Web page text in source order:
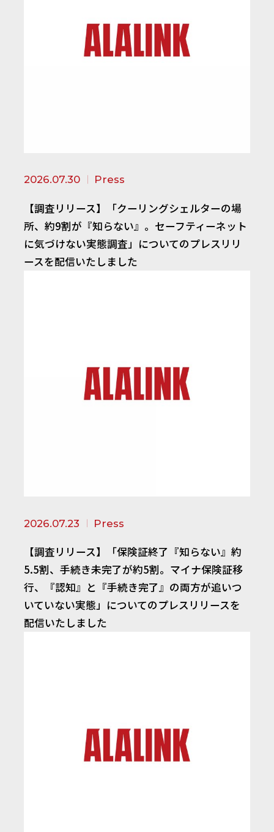
2026.07.30 Press
【調査リリース】「クーリングシェルターの場
所、約9割が『知らない』。セーフティーネット
に気づけない実態調査」についてのプレスリリ
ースを配信いたしました
2026.07.23 Press
【調査リリース】「保険証終了『知らない』約
5.5割、手続き未完了が約5割。マイナ保険証移
行、『認知』と『手続き完了』の両方が追いつ
いていない実態」についてのプレスリリースを
配信いたしました